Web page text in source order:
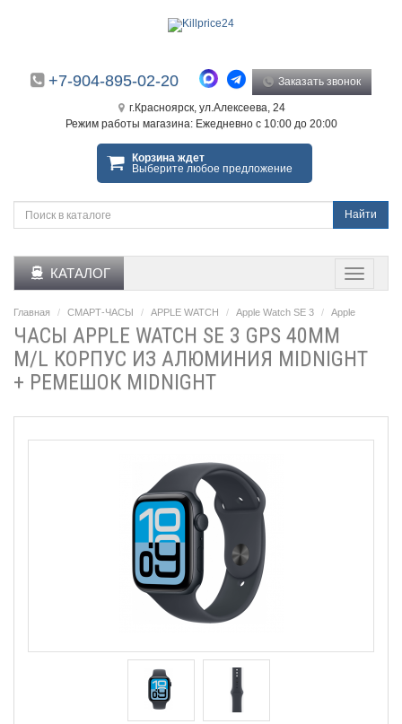
+7-904-895-02-20 Заказать звонок
г.Красноярск, ул.Алексеева, 24
Режим работы магазина: Ежедневно с 10:00 до 20:00
Корзина ждет
Выберите любое предложение
Найти
КАТАЛОГ
Главная СМАРТ-ЧАСЫ APPLE WATCH Apple Watch SE 3 Apple
ЧАСЫ APPLE WATCH SE 3 GPS 40ММ
M/L КОРПУС ИЗ АЛЮМИНИЯ MIDNIGHT
+ РЕМЕШОК MIDNIGHT